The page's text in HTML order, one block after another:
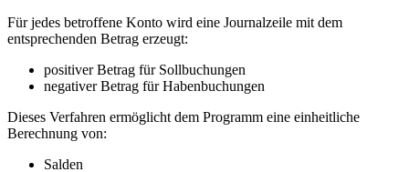
Für jedes betroffene Konto wird eine Journalzeile mit dem
entsprechenden Betrag erzeugt:
positiver Betrag für Sollbuchungen
negativer Betrag für Habenbuchungen
Dieses Verfahren ermöglicht dem Programm eine einheitliche
Berechnung von:
Salden